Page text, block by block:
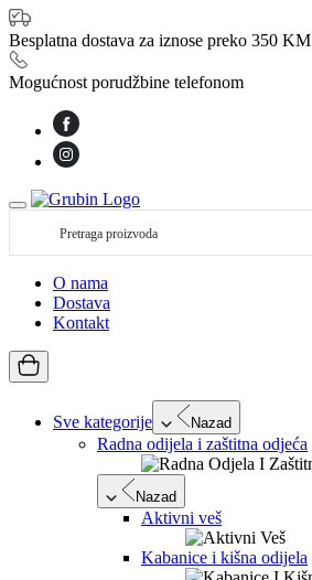
Besplatna dostava za iznose preko 350 KM
Mogućnost porudžbine telefonom
O nama
Dostava
Kontakt
Sve kategorije Nazad
Radna odijela i zaštitna odjeća
Nazad
Aktivni veš
Kabanice i kišna odijela